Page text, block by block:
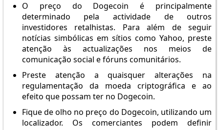
O preço do Dogecoin é principalmente
determinado pela actividade de outros
investidores retalhistas. Para além de seguir
notícias simbólicas em sítios como Yahoo, preste
atenção às actualizações nos meios de
comunicação social e fóruns comunitários.
Preste atenção a quaisquer alterações na
regulamentação da moeda criptográfica e ao
efeito que possam ter no Dogecoin.
Fique de olho no preço do Dogecoin, utilizando um
localizador. Os comerciantes podem definir